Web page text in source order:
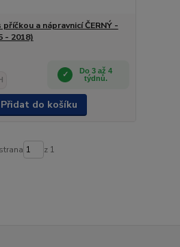
a nápravnicí ČERNÝ -
- 2018)
Do 3 až 4
týdnů.
Přidat do košíku
strana z 1